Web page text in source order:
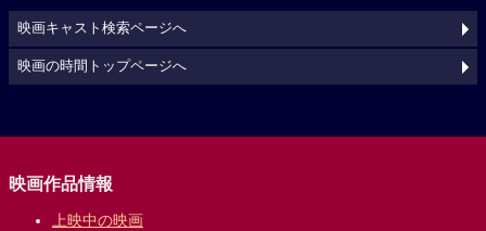
映画キャスト検索ページへ
映画の時間トップページへ
映画作品情報
上映中の映画